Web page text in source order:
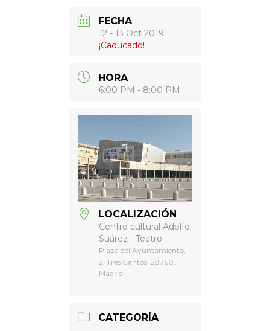
FECHA
12 - 13 Oct 2019
¡Caducado!
HORA
6:00 PM - 8:00 PM
LOCALIZACIÓN
Centro cultural Adolfo
Suárez - Teatro
Plaza del Ayuntamiento,
2, Tres Cantos, 28760,
Madrid
CATEGORÍA